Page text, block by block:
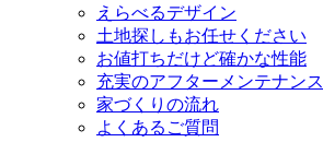
えらべるデザイン
土地探しもお任せください
お値打ちだけど確かな性能
充実のアフターメンテナンス
家づくりの流れ
よくあるご質問